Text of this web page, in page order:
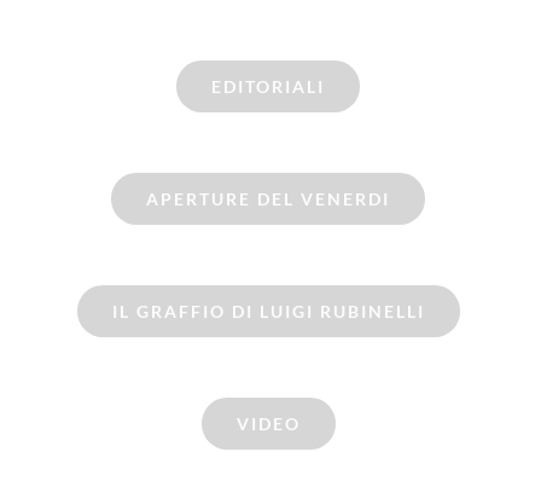
EDITORIALI
APERTURE DEL VENERDI
IL GRAFFIO DI LUIGI RUBINELLI
VIDEO